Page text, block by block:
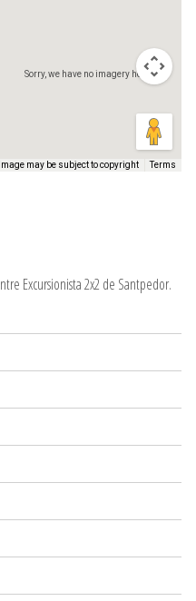
Sorry, we have no imagery here.
Image may be subject to copyright Terms
Excursionista 2x2 de Santpedor.